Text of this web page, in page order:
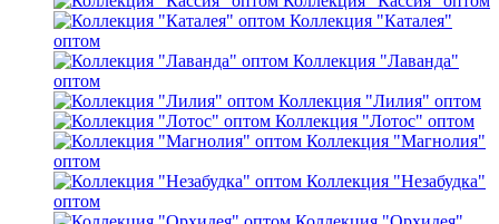
Коллекция "Каталея"
оптом
Коллекция "Лаванда"
оптом
Коллекция "Лилия" оптом
Коллекция "Лотос" оптом
Коллекция "Магнолия"
оптом
Коллекция "Незабудка"
оптом